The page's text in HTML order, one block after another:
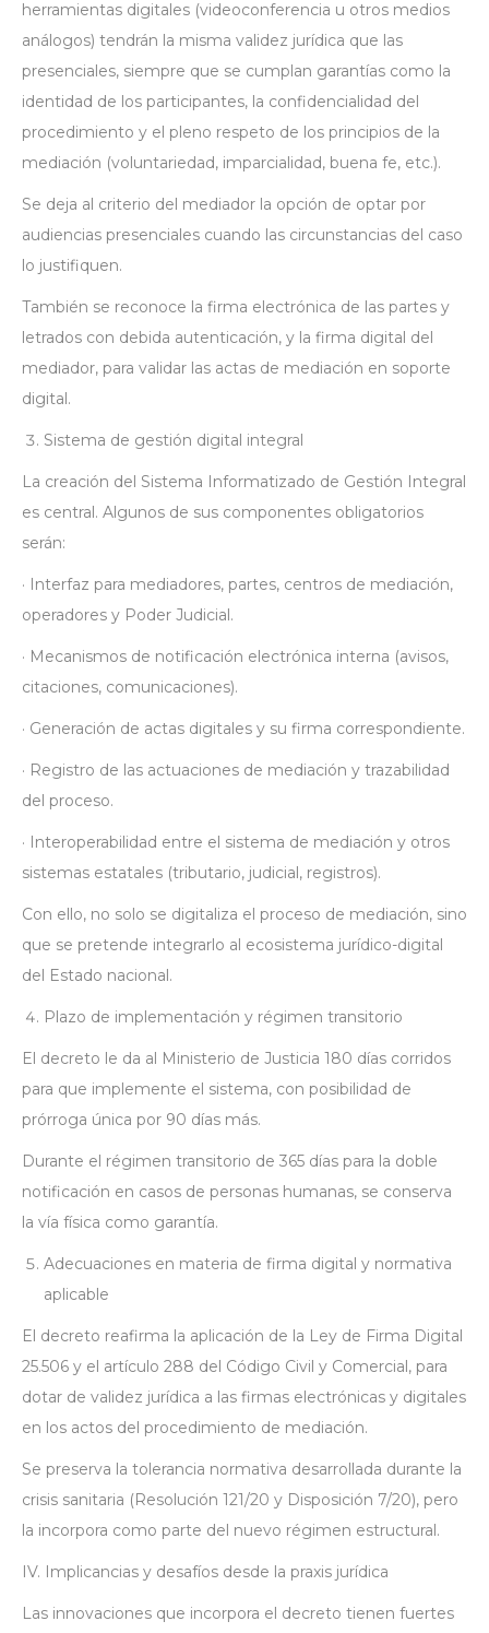
herramientas digitales (videoconferencia u otros medios
análogos) tendrán la misma validez jurídica que las
presenciales, siempre que se cumplan garantías como la
identidad de los participantes, la confidencialidad del
procedimiento y el pleno respeto de los principios de la
mediación (voluntariedad, imparcialidad, buena fe, etc.).
Se deja al criterio del mediador la opción de optar por
audiencias presenciales cuando las circunstancias del caso
lo justifiquen.
También se reconoce la firma electrónica de las partes y
letrados con debida autenticación, y la firma digital del
mediador, para validar las actas de mediación en soporte
digital.
Sistema de gestión digital integral
La creación del Sistema Informatizado de Gestión Integral
es central. Algunos de sus componentes obligatorios
serán:
· Interfaz para mediadores, partes, centros de mediación,
operadores y Poder Judicial.
· Mecanismos de notificación electrónica interna (avisos,
citaciones, comunicaciones).
· Generación de actas digitales y su firma correspondiente.
· Registro de las actuaciones de mediación y trazabilidad
del proceso.
· Interoperabilidad entre el sistema de mediación y otros
sistemas estatales (tributario, judicial, registros).
Con ello, no solo se digitaliza el proceso de mediación, sino
que se pretende integrarlo al ecosistema jurídico-digital
del Estado nacional.
Plazo de implementación y régimen transitorio
El decreto le da al Ministerio de Justicia 180 días corridos
para que implemente el sistema, con posibilidad de
prórroga única por 90 días más.
Durante el régimen transitorio de 365 días para la doble
notificación en casos de personas humanas, se conserva
la vía física como garantía.
Adecuaciones en materia de firma digital y normativa
aplicable
El decreto reafirma la aplicación de la Ley de Firma Digital
25.506 y el artículo 288 del Código Civil y Comercial, para
dotar de validez jurídica a las firmas electrónicas y digitales
en los actos del procedimiento de mediación.
Se preserva la tolerancia normativa desarrollada durante la
crisis sanitaria (Resolución 121/20 y Disposición 7/20), pero
la incorpora como parte del nuevo régimen estructural.
IV. Implicancias y desafíos desde la praxis jurídica
Las innovaciones que incorpora el decreto tienen fuertes